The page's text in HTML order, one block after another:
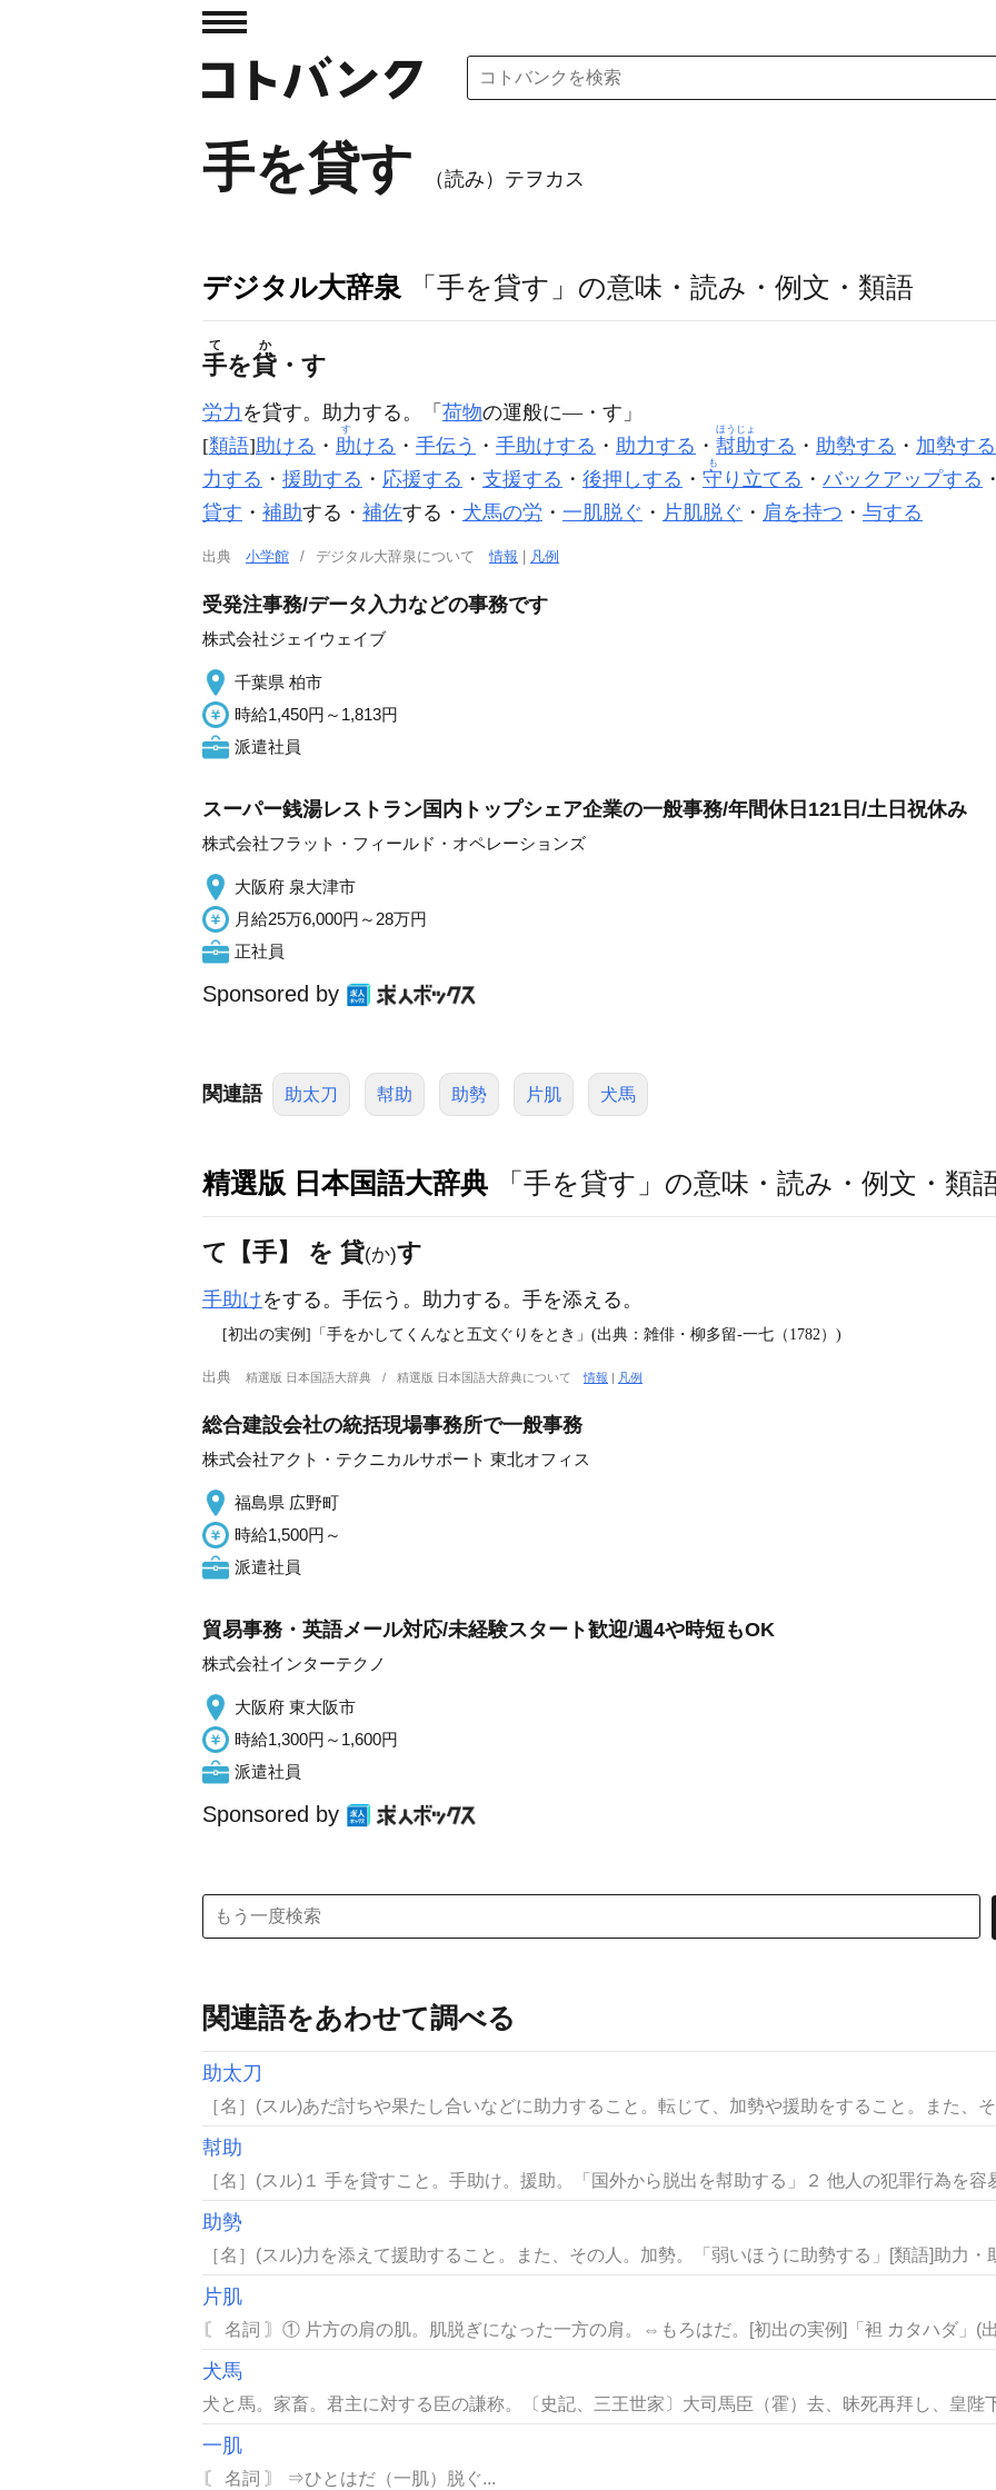
手を貸す （読み）テヲカス
デジタル大辞泉 「手を貸す」の意味・読み・例文・類語
手
て
を貸
か
・す
労力 を貸す。助力する。「 荷物の運般に―・す」
[類語]助ける ・ 助
す
ける ・ 手伝う ・ 手助けする ・ 助力する ・ 幇助
ほうじょ
する ・ 助勢する ・ 加勢する
力する ・ 援助する ・ 応援する ・ 支援する ・ 後押しする ・ 守
も
り立てる ・ バックアップする
貸す ・ 補助する・ 補佐する・ 犬馬の労 ・ 一肌脱ぐ ・ 片肌脱ぐ ・ 肩を持つ ・ 与する
出典 小学館 デジタル大辞泉について情報 凡例
受発注事務/データ入力などの事務です
株式会社ジェイウェイブ
千葉県 柏市
時給1,450円～1,813円
派遣社員
スーパー銭湯レストラン国内トップシェア企業の一般事務/年間休日121日/土日祝休み
株式会社フラット・フィールド・オペレーションズ
大阪府 泉大津市
月給25万6,000円～28万円
正社員
Sponsored by
関連語 助太刀 幇助 助勢 片肌 犬馬
精選版 日本国語大辞典 「手を貸す」の意味・読み・例文・類
て【手】 を 貸(か)す
手助けをする。手伝う。助力する。手を添える。
[初出の実例]「手をかしてくんなと五文ぐりをとき」(出典：雑俳・柳多留‐一七（1782）)
出典 精選版 日本国語大辞典 精選版 日本国語大辞典について情報 | 凡例
総合建設会社の統括現場事務所で一般事務
株式会社アクト・テクニカルサポート 東北オフィス
福島県 広野町
時給1,500円～
派遣社員
貿易事務・英語メール対応/未経験スタート歓迎/週4や時短もOK
株式会社インターテクノ
大阪府 東大阪市
時給1,300円～1,600円
派遣社員
Sponsored by
関連語をあわせて調べる
助太刀
［名］(スル)あだ討ちや果たし合いなどに助力すること。転じて、加勢や援助をすること。また、
幇助
［名］(スル)１ 手を貸すこと。手助け。援助。「国外から脱出を幇助する」２ 他人の犯罪行為を容
助勢
［名］(スル)力を添えて援助すること。また、その人。加勢。「弱いほうに助勢する」[類語]助力・
片肌
〘 名詞 〙① 片方の肩の肌。肌脱ぎになった一方の肩。⇔もろはだ。[初出の実例]「袒 カタハダ」(
犬馬
犬と馬。家畜。君主に対する臣の謙称。〔史記、三王世家〕大司馬臣（霍）去、昧死再拜し、皇陛
一肌
〘 名詞 〙 ⇒ひとはだ（一肌）脱ぐ...